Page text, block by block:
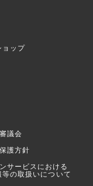
ョップ
議会
護方針
サービスにおける
の取扱いについて